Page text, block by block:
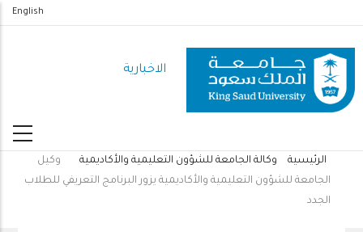
المحتوى
الرئيسي
English
الاخبارية
مسار
التنقل
الرئيسية وكالة الجامعة للشؤون التعليمية والأكاديمية
وكيل
الجامعة للشؤون التعليمية والأكاديمية يزور البرنامج التعريفي للطلاب
الجدد